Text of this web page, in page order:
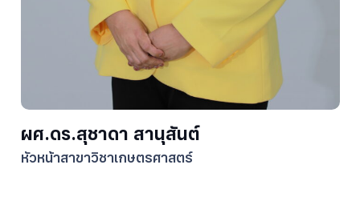
ผศ.ดร.สุชาดา สานุสันต์
หัวหน้าสาขาวิชาเกษตรศาสตร์